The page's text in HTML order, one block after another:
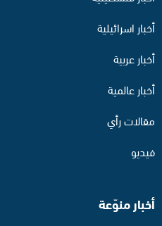
أخبار اسرائيلية
أخبار عربية
أخبار عالمية
مقالات رأي
فيديو
أخبار منوّعة